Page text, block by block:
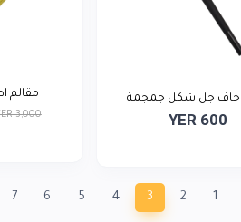
جاف جل شكل جمجمة
YER 600
مقالم
3,000
1
2
3
4
5
6
7